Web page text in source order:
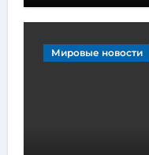
Мировые новости